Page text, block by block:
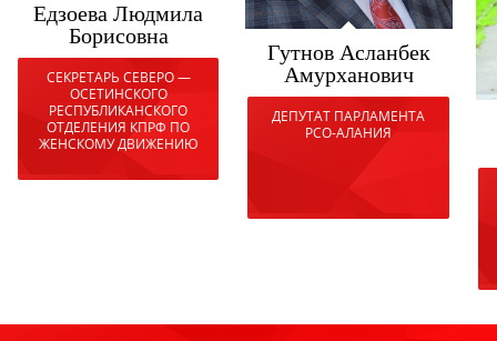
Едзоева Людмила
Борисовна
СЕКРЕТАРЬ СЕВЕРО —
ОСЕТИНСКОГО
РЕСПУБЛИКАНСКОГО
ОТДЕЛЕНИЯ КПРФ ПО
ЖЕНСКОМУ ДВИЖЕНИЮ
Гутнов Асланбек
Амурханович
ДЕПУТАТ ПАРЛАМЕНТА
РСО-АЛАНИЯ